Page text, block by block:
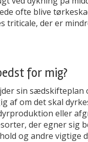
ofte blive
triticale, der er
for mig?
sin
af om det skal
eller
der egner sig
og andre vigtige